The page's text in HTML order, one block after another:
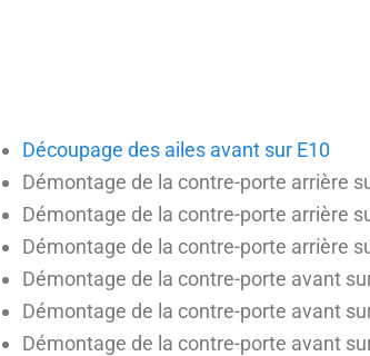
Découpage des ailes avant sur E10
Démontage de la contre-porte arrière
Démontage de la contre-porte arrière
Démontage de la contre-porte arrière
Démontage de la contre-porte avant
Démontage de la contre-porte avant
Démontage de la contre-porte avant